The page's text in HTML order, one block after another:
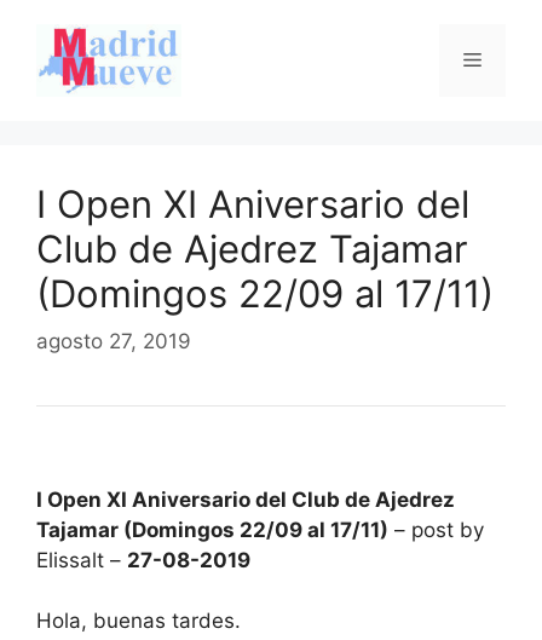
contenido
Menú
I Open XI Aniversario del
Club de Ajedrez Tajamar
(Domingos 22/09 al 17/11)
agosto 27, 2019
I Open XI Aniversario del Club de Ajedrez
Tajamar (Domingos 22/09 al 17/11) – post by
Elissalt – 27-08-2019
Hola, buenas tardes.